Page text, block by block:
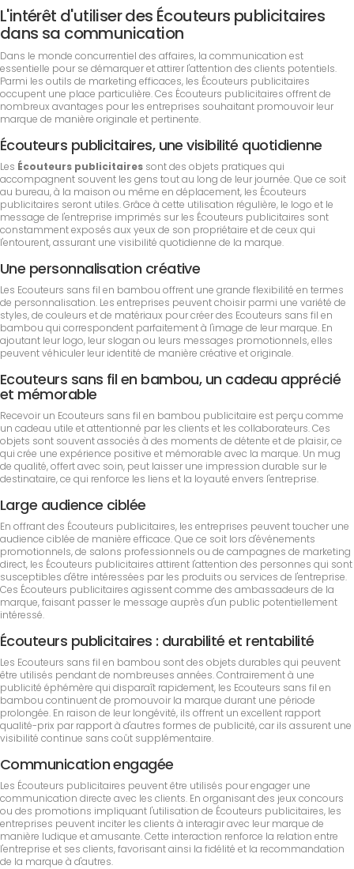
L'intérêt d'utiliser des Écouteurs publicitaires
dans sa communication
Dans le monde concurrentiel des affaires, la communication est
essentielle pour se démarquer et attirer l'attention des clients potentiels.
Parmi les outils de marketing efficaces, les Écouteurs publicitaires
occupent une place particulière. Ces Écouteurs publicitaires offrent de
nombreux avantages pour les entreprises souhaitant promouvoir leur
marque de manière originale et pertinente.
Écouteurs publicitaires, une visibilité quotidienne
Les Écouteurs publicitaires sont des objets pratiques qui
accompagnent souvent les gens tout au long de leur journée. Que ce soit
au bureau, à la maison ou même en déplacement, les Écouteurs
publicitaires seront utiles. Grâce à cette utilisation régulière, le logo et le
message de l'entreprise imprimés sur les Écouteurs publicitaires sont
constamment exposés aux yeux de son propriétaire et de ceux qui
l'entourent, assurant une visibilité quotidienne de la marque.
Une personnalisation créative
Les Ecouteurs sans fil en bambou offrent une grande flexibilité en termes
de personnalisation. Les entreprises peuvent choisir parmi une variété de
styles, de couleurs et de matériaux pour créer des Ecouteurs sans fil en
bambou qui correspondent parfaitement à l'image de leur marque. En
ajoutant leur logo, leur slogan ou leurs messages promotionnels, elles
peuvent véhiculer leur identité de manière créative et originale.
Ecouteurs sans fil en bambou, un cadeau apprécié
et mémorable
Recevoir un Ecouteurs sans fil en bambou publicitaire est perçu comme
un cadeau utile et attentionné par les clients et les collaborateurs. Ces
objets sont souvent associés à des moments de détente et de plaisir, ce
qui crée une expérience positive et mémorable avec la marque. Un mug
de qualité, offert avec soin, peut laisser une impression durable sur le
destinataire, ce qui renforce les liens et la loyauté envers l'entreprise.
Large audience ciblée
En offrant des Écouteurs publicitaires, les entreprises peuvent toucher une
audience ciblée de manière efficace. Que ce soit lors d'événements
promotionnels, de salons professionnels ou de campagnes de marketing
direct, les Écouteurs publicitaires attirent l'attention des personnes qui sont
susceptibles d'être intéressées par les produits ou services de l'entreprise.
Ces Écouteurs publicitaires agissent comme des ambassadeurs de la
marque, faisant passer le message auprès d'un public potentiellement
intéressé.
Écouteurs publicitaires : durabilité et rentabilité
Les Ecouteurs sans fil en bambou sont des objets durables qui peuvent
être utilisés pendant de nombreuses années. Contrairement à une
publicité éphémère qui disparaît rapidement, les Ecouteurs sans fil en
bambou continuent de promouvoir la marque durant une période
prolongée. En raison de leur longévité, ils offrent un excellent rapport
qualité-prix par rapport à d'autres formes de publicité, car ils assurent une
visibilité continue sans coût supplémentaire.
Communication engagée
Les Écouteurs publicitaires peuvent être utilisés pour engager une
communication directe avec les clients. En organisant des jeux concours
ou des promotions impliquant l'utilisation de Écouteurs publicitaires, les
entreprises peuvent inciter les clients à interagir avec leur marque de
manière ludique et amusante. Cette interaction renforce la relation entre
l'entreprise et ses clients, favorisant ainsi la fidélité et la recommandation
de la marque à d'autres.